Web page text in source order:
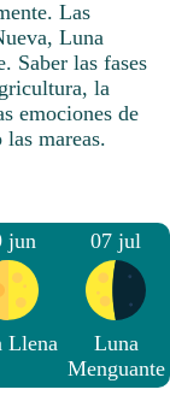
Las
Luna
Saber las fases
la
emociones de
mareas.
jun
Llena
07 jul
Luna
Menguante